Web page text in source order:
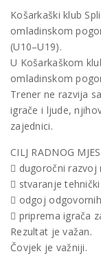
Košarkaški klub
omladinskom
(U10–U19).
U Košarkaškom
omladinskom
Trener ne razvija
igrače i ljude,
zajednici.
CILJ RADNOG
 dugoročni razvoj
 stvaranje
 odgoj
 priprema igrača
Rezultat je važan.
Čovjek je važniji.